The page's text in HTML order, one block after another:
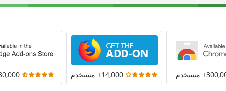
مستخدم 14,000+ مستخدم 30,000+